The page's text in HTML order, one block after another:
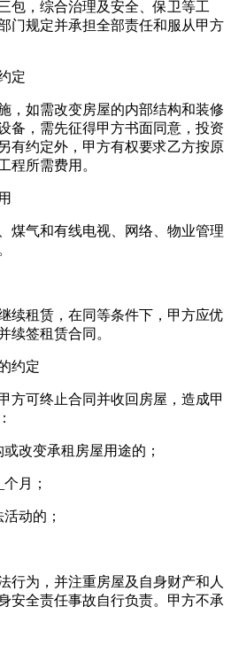
包，综合治理及安全、保卫等工
门规定并承担全部责任和服从甲方
定
，如需改变房屋的内部结构和装修
备，需先征得甲方书面同意，投资
有约定外，甲方有权要求乙方按原
程所需费用。
煤气和有线电视、网络、物业管理
续租赁，在同等条件下，甲方应优
续签租赁合同。
约定
方可终止合同并收回房屋，造成甲
改变承租房屋用途的；
月；
动的；
行为，并注重房屋及自身财产和人
安全责任事故自行负责。甲方不承